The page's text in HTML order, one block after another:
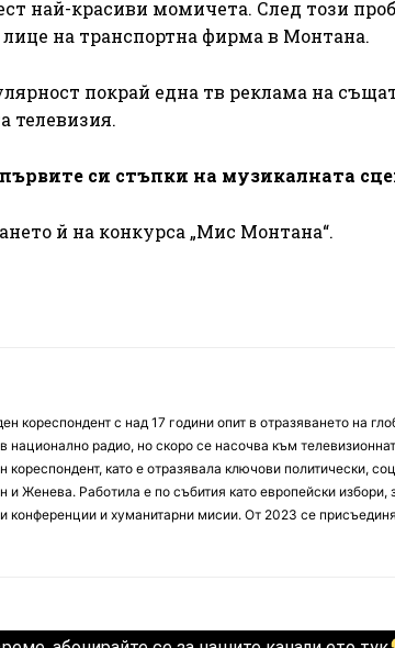
най-красиви момичета. След този
на транспортна фирма в Монтана.
покрай една тв реклама на
телевизия.
си стъпки на музикалната
й на конкурса „Мис Монтана“.
кореспондент с над 17 години опит в отразяването на
национално радио, но скоро се насочва към
като е отразявала ключови политически,
Женева. Работила е по събития като европейски избори,
конференции и хуманитарни мисии. От 2023 се